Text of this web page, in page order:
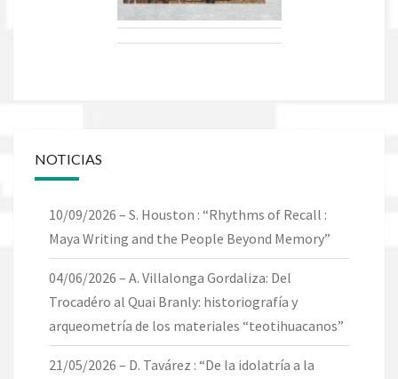
NOTICIAS
10/09/2026 – S. Houston : “Rhythms of Recall :
Maya Writing and the People Beyond Memory”
04/06/2026 – A. Villalonga Gordaliza: Del
Trocadéro al Quai Branly: historiografía y
arqueometría de los materiales “teotihuacanos”
21/05/2026 – D. Tavárez : “De la idolatría a la